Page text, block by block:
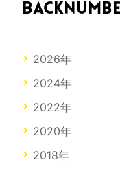
2026年
2024年
2022年
2020年
2018年